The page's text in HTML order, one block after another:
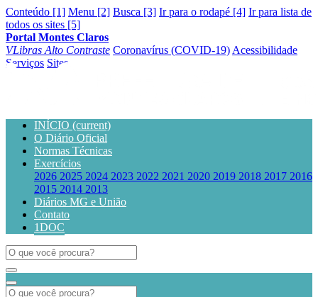
Conteúdo [1] Menu [2] Busca [3] Ir para o rodapé [4] Ir para lista de
todos os sites [5]
Portal Montes Claros
VLibras Alto Contraste Coronavírus (COVID-19) Acessibilidade
Serviços Sites
INÍCIO (current)
O Diário Oficial
Normas Técnicas
Exercícios
2026 2025 2024 2023 2022 2021 2020 2019 2018 2017 2016
2015 2014 2013
Diários MG e União
Contato
1DOC